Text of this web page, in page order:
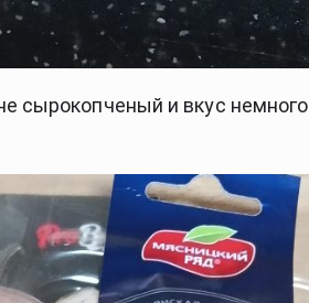
сырокопченый и вкус немного